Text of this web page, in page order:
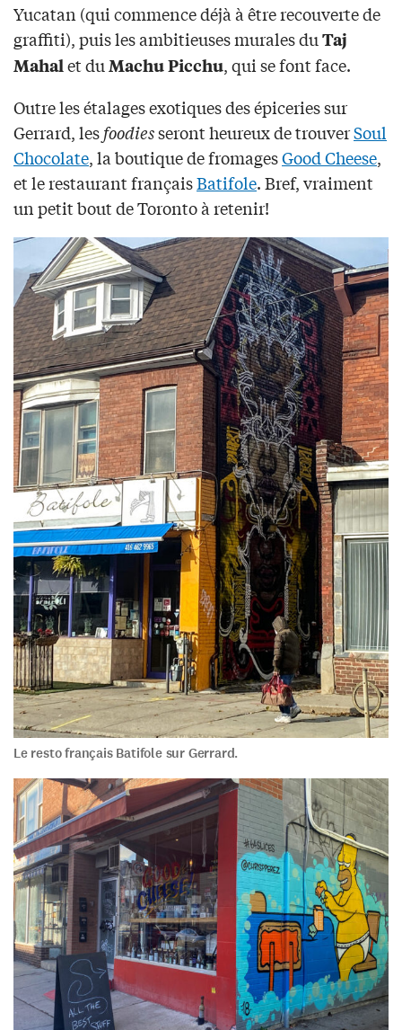
Yucatan (qui commence déjà à être recouverte de
graffiti), puis les ambitieuses murales du Taj
Mahal et du Machu Picchu, qui se font face.
Outre les étalages exotiques des épiceries sur
Gerrard, lesfoodiesseront heureux de trouverSoul
Chocolate, la boutique de fromagesGood Cheese,
et le restaurant françaisBatifole. Bref, vraiment
un petit bout de Toronto à retenir!
Le resto français Batifole sur Gerrard.